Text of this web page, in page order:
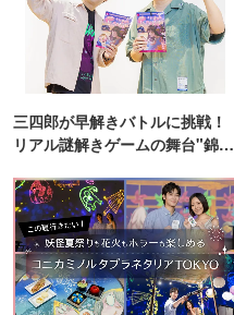
三四郎が早解きバトルに挑戦！
リアル謎解きゲームの舞台"錦糸